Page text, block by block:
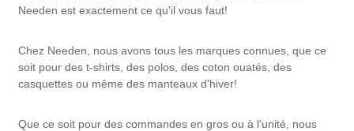
Needen est exactement ce qu'il vous faut!
Chez Needen, nous avons tous les marques connues, que ce
soit pour des t-shirts, des polos, des coton ouatés, des
casquettes ou même des manteaux d'hiver!
Que ce soit pour des commandes en gros ou à l'unité, nous